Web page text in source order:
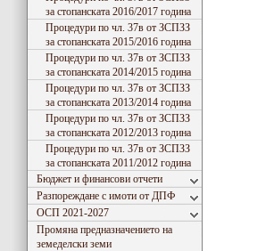
за стопанската 2016/2017 година
Процедури по чл. 37в от ЗСПЗЗ
за стопанската 2015/2016 година
Процедури по чл. 37в от ЗСПЗЗ
за стопанската 2014/2015 година
Процедури по чл. 37в от ЗСПЗЗ
за стопанската 2013/2014 година
Процедури по чл. 37в от ЗСПЗЗ
за стопанската 2012/2013 година
Процедури по чл. 37в от ЗСПЗЗ
за стопанската 2011/2012 година
Бюджет и финансови отчети
Разпореждане с имоти от ДПФ
ОСП 2021-2027
Промяна предназначението на
земеделски земи